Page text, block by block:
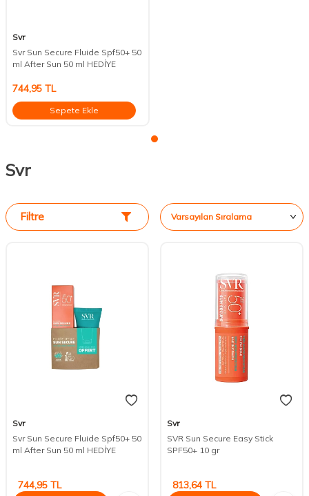
Svr
Svr Sun Secure Fluide Spf50+ 50
ml After Sun 50 ml HEDİYE
744,95 TL
Sepete Ekle
Svr
Filtre
Svr
Svr Sun Secure Fluide Spf50+ 50
ml After Sun 50 ml HEDİYE
744,95 TL
Svr
SVR Sun Secure Easy Stick
SPF50+ 10 gr
813,64 TL